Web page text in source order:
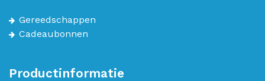
Gereedschappen
Cadeaubonnen
Productinformatie